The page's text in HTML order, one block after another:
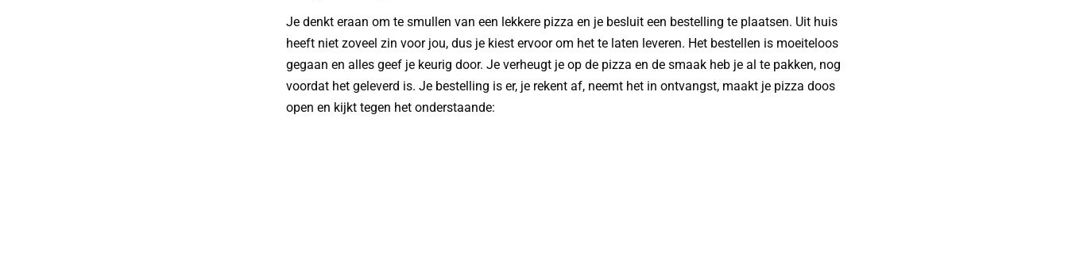
Je denkt eraan om te smullen van een lekkere pizza en je besluit een bestelling te plaatsen. Uit huis
heeft niet zoveel zin voor jou, dus je kiest ervoor om het te laten leveren. Het bestellen is moeiteloos
gegaan en alles geef je keurig door. Je verheugt je op de pizza en de smaak heb je al te pakken, nog
voordat het geleverd is. Je bestelling is er, je rekent af, neemt het in ontvangst, maakt je pizza doos
open en kijkt tegen het onderstaande: